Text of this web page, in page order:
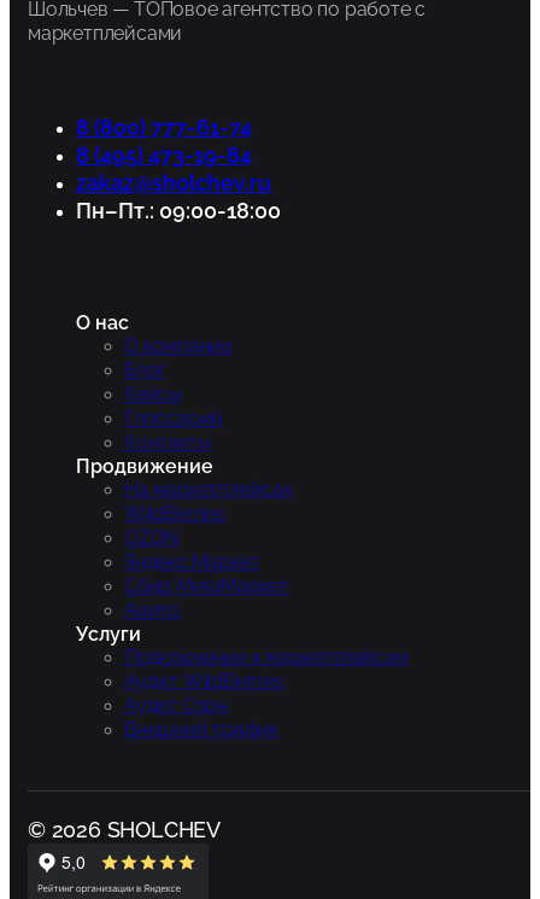
Шольчев — ТОПовое агентство по работе с
маркетплейсами
8 (800) 777-61-74
8 (495) 473-19-84
zakaz@sholchev.ru
Пн–Пт.: 09:00-18:00
О нас
О компании
Блог
Кейсы
Глоссарий
Контакты
Продвижение
На маркетплейсах
WildBerries
OZON
Яндекс.Маркет
Сбер МегаМаркет
Авито
Услуги
Подключение к маркетплейсам
Аудит WildBerries
Аудит Озон
Внешний трафик
© 2026 SHOLCHEV